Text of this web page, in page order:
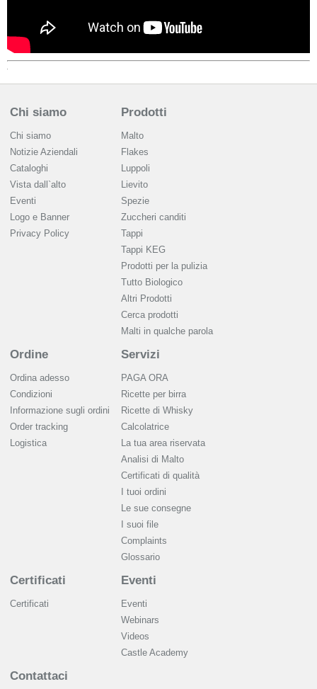
Chi siamo
Chi siamo
Notizie Aziendali
Cataloghi
Vista dall`alto
Eventi
Logo e Banner
Privacy Policy
Prodotti
Malto
Flakes
Luppoli
Lievito
Spezie
Zuccheri canditi
Tappi
Tappi KEG
Prodotti per la pulizia
Tutto Biologico
Altri Prodotti
Cerca prodotti
Malti in qualche parola
Ordine
Ordina adesso
Condizioni
Informazione sugli ordini
Order tracking
Logistica
Servizi
PAGA ORA
Ricette per birra
Ricette di Whisky
Calcolatrice
La tua area riservata
Analisi di Malto
Сertificati di qualità
I tuoi ordini
Le sue consegne
I suoi file
Complaints
Glossario
Certificati
Certificati
Eventi
Eventi
Webinars
Videos
Castle Academy
Contattaci